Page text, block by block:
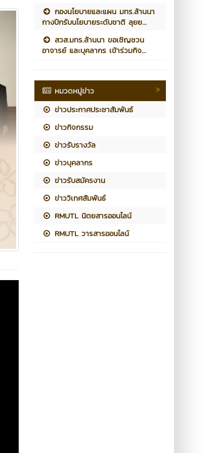
กองนโยบายและแผน มทร.ล้านนา
กางปีกรับนโยบายระดับชาติ ลุยย...
สวส.มทร.ล้านนา ขอเชิญชวน
อาจารย์ และบุคลากร เข้าร่วมกิจ...
หมวดหมู่ข่าว
ข่าวประกาศประชาสัมพันธ์
ข่าวกิจกรรม
ข่าวรับรางวัล
ข่าวบุคลากร
ข่าวรับสมัครงาน
ข่าววิเทศสัมพันธ์
RMUTL นิตยสารออนไลน์
RMUTL วารสารออนไลน์